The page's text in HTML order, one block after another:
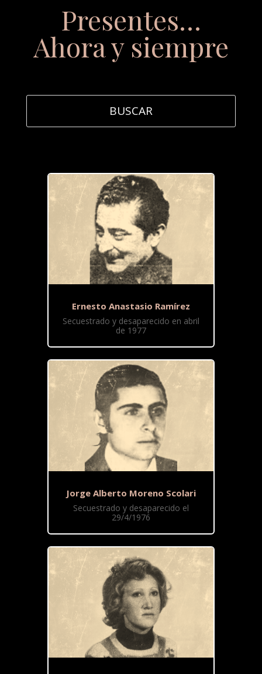
Presentes…
Ahora y siempre
Ernesto Anastasio Ramírez
Secuestrado y desaparecido en abril
de 1977
Jorge Alberto Moreno Scolari
Secuestrado y desaparecido el
29/4/1976